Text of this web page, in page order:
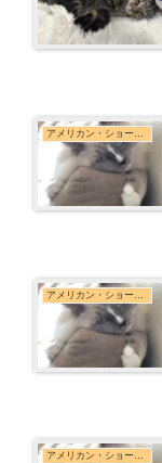
アメリカン・ショートヘア
アメリカン・ショートヘア
アメリカン・ショートヘア